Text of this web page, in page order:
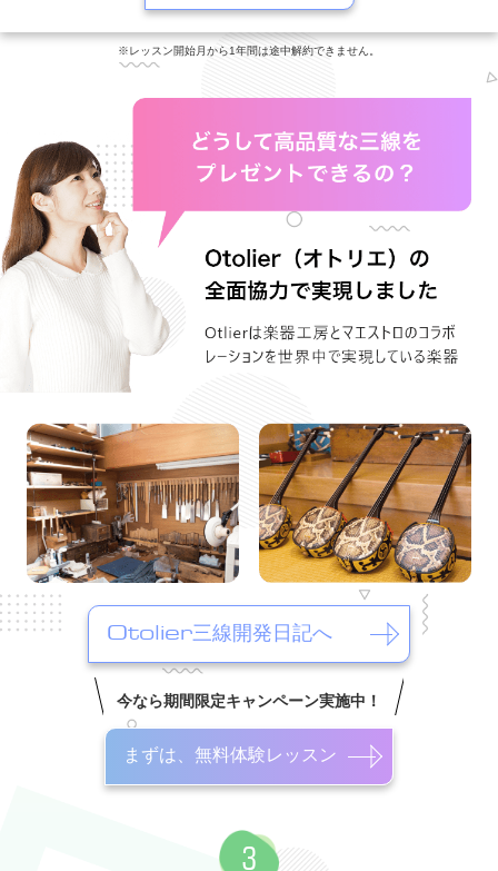
※レッスン開始月から1年間は途中解約できません。
Otolier三線開発日記へ
今なら期間限定キャンペーン実施中！
まずは、無料体験レッスン